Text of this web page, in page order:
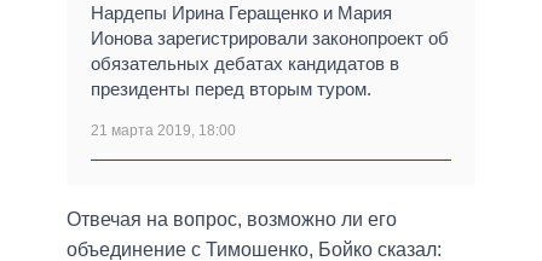
Нардепы Ирина Геращенко и Мария
Ионова зарегистрировали законопроект об
обязательных дебатах кандидатов в
президенты перед вторым туром.
21 марта 2019, 18:00
Отвечая на вопрос, возможно ли его
объединение с Тимошенко, Бойко сказал: